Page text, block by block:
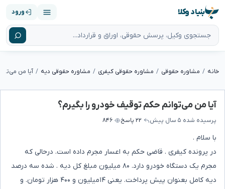
بنیاد وکلا ورود
خانه مشاوره حقوقی مشاوره حقوقی کیفری مشاوره حقوقی دیه آیا من
آیا من می‌توانم حکم توقیف خودرو را بگیرم؟
پرسیده شده ۵ سال پیش ۲۲ پاسخ ۸۴۶
با سلام .
در پرونده کیفری . قاضی حکم به اعسار مجرم داده است.‌ درحالی که
مجرم یک دستگاه خودرو دارد. ۸۰ میلیون مبلغ کل دیه . شده سه درصد
دیه کامل بعنوان پیش پرداخت. یعنی ۱۴میلیون و ۴۰۰ هزار تومان.‌ و